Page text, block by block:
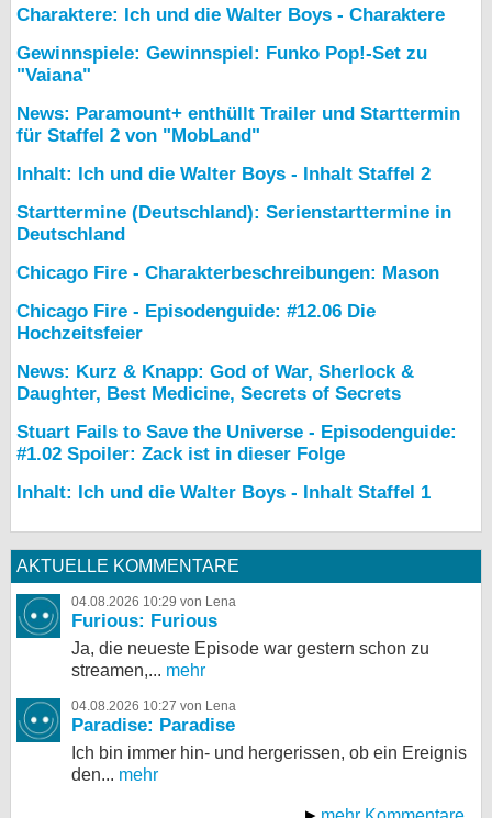
Charaktere: Ich und die Walter Boys - Charaktere
Gewinnspiele: Gewinnspiel: Funko Pop!-Set zu
"Vaiana"
News: Paramount+ enthüllt Trailer und Starttermin
für Staffel 2 von "MobLand"
Inhalt: Ich und die Walter Boys - Inhalt Staffel 2
Starttermine (Deutschland): Serienstarttermine in
Deutschland
Chicago Fire - Charakterbeschreibungen: Mason
Chicago Fire - Episodenguide: #12.06 Die
Hochzeitsfeier
News: Kurz & Knapp: God of War, Sherlock &
Daughter, Best Medicine, Secrets of Secrets
Stuart Fails to Save the Universe - Episodenguide:
#1.02 Spoiler: Zack ist in dieser Folge
Inhalt: Ich und die Walter Boys - Inhalt Staffel 1
AKTUELLE KOMMENTARE
04.08.2026 10:29 von Lena
Furious: Furious
Ja, die neueste Episode war gestern schon zu
streamen,... mehr
04.08.2026 10:27 von Lena
Paradise: Paradise
Ich bin immer hin- und hergerissen, ob ein Ereignis
den... mehr